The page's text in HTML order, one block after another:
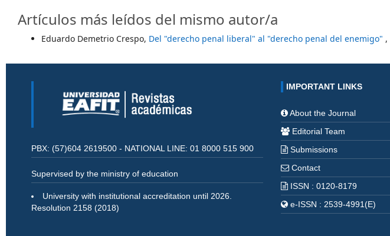
Artículos más leídos del mismo autor/a
Eduardo Demetrio Crespo, Del "derecho penal liberal" al "derecho penal del enemigo" ,
PBX: (57)604 2619500 - NATIONAL LINE: 01 8000 515 900
Supervised by the ministry of education
University with institutional accreditation until 2026.
Resolution 2158 (2018)
IMPORTANT LINKS
About the Journal
Editorial Team
Submissions
Contact
ISSN : 0120-8179
e-ISSN : 2539-4991(E)